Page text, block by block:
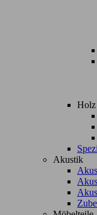
Holz
Akustik